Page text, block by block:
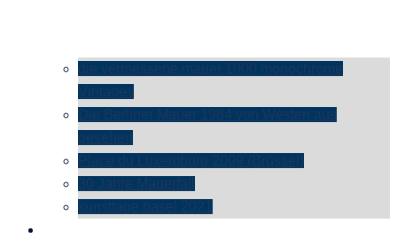
die vermessene mauer 1000 monochrome
Vintages
Die Berliner Mauer 1984 von Westen aus
gesehen
Place du Luxemburg 2009 (Brüssel)
30 Jahre Mauerfall
kunsttage basel 2021